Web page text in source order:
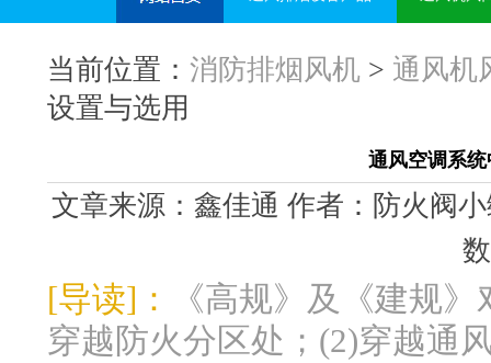
当前位置： 消防排烟风机 > 通风机
设置与选用
通风空调系
文章来源：鑫佳通 作者：防火阀
[导读]：
《高规》及《建规
穿越防火分区处；(2)穿越通